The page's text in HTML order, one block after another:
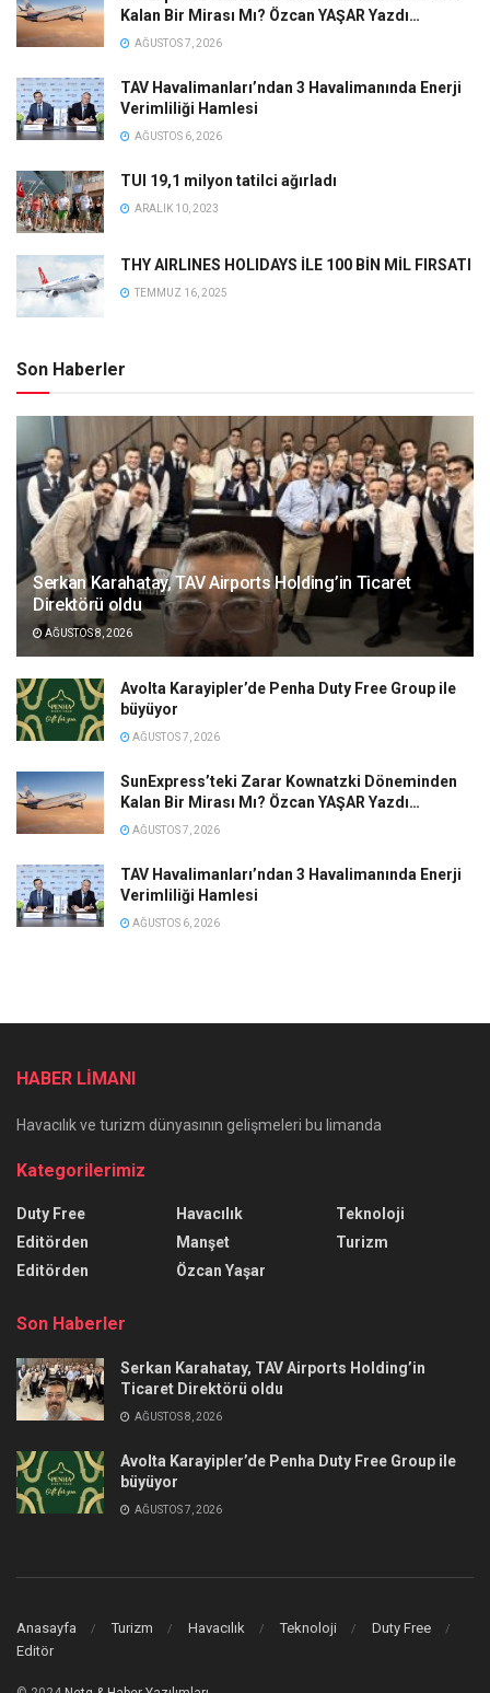
Kalan Bir Mirası Mı? Özcan YAŞAR Yazdı…
AĞUSTOS 7, 2026
TAV Havalimanları’ndan 3 Havalimanında Enerji
Verimliliği Hamlesi
AĞUSTOS 6, 2026
TUI 19,1 milyon tatilci ağırladı
ARALIK 10, 2023
THY AIRLINES HOLIDAYS İLE 100 BİN MİL FIRSATI
TEMMUZ 16, 2025
Son Haberler
Serkan Karahatay, TAV Airports Holding’in Ticaret
Direktörü oldu
AĞUSTOS 8, 2026
Avolta Karayipler’de Penha Duty Free Group ile
büyüyor
AĞUSTOS 7, 2026
SunExpress’teki Zarar Kownatzki Döneminden
Kalan Bir Mirası Mı? Özcan YAŞAR Yazdı…
AĞUSTOS 7, 2026
TAV Havalimanları’ndan 3 Havalimanında Enerji
Verimliliği Hamlesi
AĞUSTOS 6, 2026
HABER LİMANI
Havacılık ve turizm dünyasının gelişmeleri bu limanda
Kategorilerimiz
Duty Free
Editörden
Editörden
Havacılık
Manşet
Özcan Yaşar
Teknoloji
Turizm
Son Haberler
Serkan Karahatay, TAV Airports Holding’in
Ticaret Direktörü oldu
AĞUSTOS 8, 2026
Avolta Karayipler’de Penha Duty Free Group ile
büyüyor
AĞUSTOS 7, 2026
Anasayfa Turizm Havacılık Teknoloji
Duty Free
Editör